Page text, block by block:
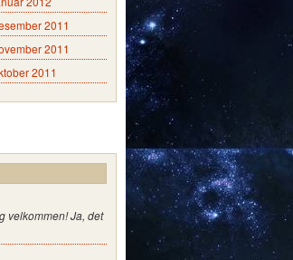
2011
2011
2011
velkommen! Ja, det